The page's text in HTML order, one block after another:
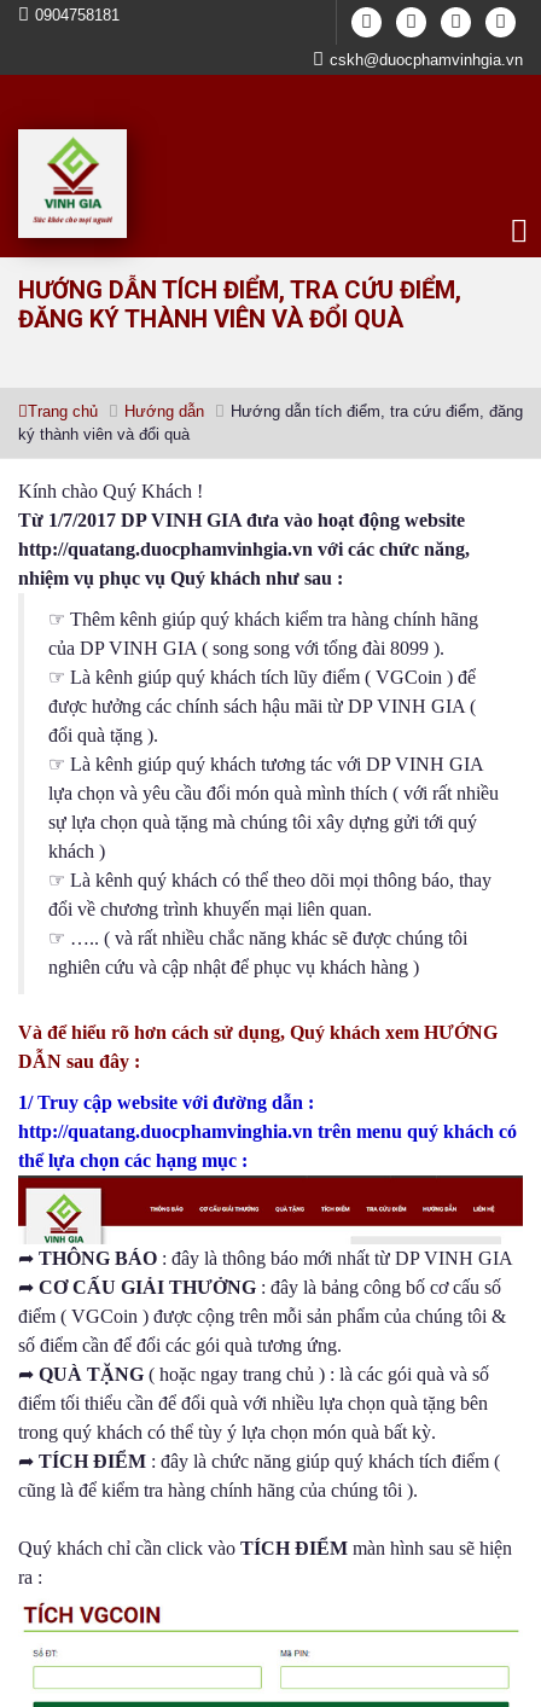
0904758181
cskh@duocphamvinhgia.vn
HƯỚNG DẪN TÍCH ĐIỂM, TRA CỨU ĐIỂM,
ĐĂNG KÝ THÀNH VIÊN VÀ ĐỔI QUÀ
Trang chủ Hướng dẫn
Hướng dẫn tích điểm, tra cứu điểm, đăng
ký thành viên và đổi quà
Kính chào Quý Khách !
Từ 1/7/2017 DP VINH GIA đưa vào hoạt động website
http://quatang.duocphamvinhgia.vn với các chức năng,
nhiệm vụ phục vụ Quý khách như sau :
☞ Thêm kênh giúp quý khách kiểm tra hàng chính hãng
của DP VINH GIA ( song song với tổng đài 8099 ).
☞ Là kênh giúp quý khách tích lũy điểm ( VGCoin ) để
được hưởng các chính sách hậu mãi từ DP VINH GIA (
đổi quà tặng ).
☞ Là kênh giúp quý khách tương tác với DP VINH GIA
lựa chọn và yêu cầu đổi món quà mình thích ( với rất nhiều
sự lựa chọn quà tặng mà chúng tôi xây dựng gửi tới quý
khách )
☞ Là kênh quý khách có thể theo dõi mọi thông báo, thay
đổi về chương trình khuyến mại liên quan.
☞ ….. ( và rất nhiều chắc năng khác sẽ được chúng tôi
nghiên cứu và cập nhật để phục vụ khách hàng )
Và để hiểu rõ hơn cách sử dụng, Quý khách xem HƯỚNG
DẪN sau đây :
1/ Truy cập website với đường dẫn :
http://quatang.duocphamvinghia.vn trên menu quý khách có
thể lựa chọn các hạng mục :
➦ THÔNG BÁO : đây là thông báo mới nhất từ DP VINH GIA
➦ CƠ CẤU GIẢI THƯỞNG : đây là bảng công bố cơ cấu số
điểm ( VGCoin ) được cộng trên mỗi sản phẩm của chúng tôi &
số điểm cần để đổi các gói quà tương ứng.
➦ QUÀ TẶNG ( hoặc ngay trang chủ ) : là các gói quà và số
điểm tối thiểu cần để đổi quà với nhiều lựa chọn quà tặng bên
trong quý khách có thể tùy ý lựa chọn món quà bất kỳ.
➦ TÍCH ĐIỂM : đây là chức năng giúp quý khách tích điểm (
cũng là để kiểm tra hàng chính hãng của chúng tôi ).
Quý khách chỉ cần click vào TÍCH ĐIỂM màn hình sau sẽ hiện
ra :